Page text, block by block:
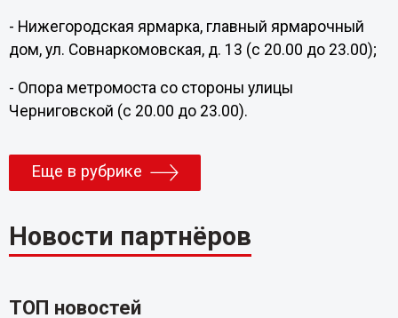
- Нижегородская ярмарка, главный ярмарочный
дом, ул. Совнаркомовская, д. 13 (с 20.00 до 23.00);
- Опора метромоста со стороны улицы
Черниговской (с 20.00 до 23.00).
Еще в рубрике
Новости партнёров
ТОП новостей